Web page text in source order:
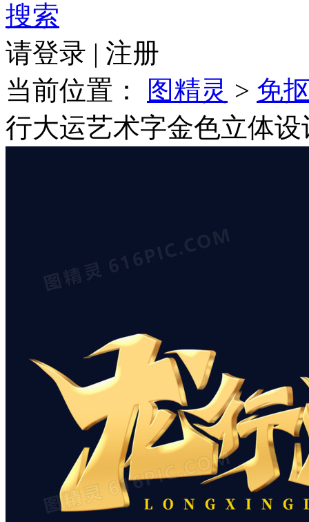
搜索
请登录 | 注册
当前位置：
图精灵 > 免
行大运艺术字金色立体设